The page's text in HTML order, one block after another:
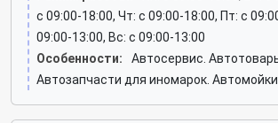
c 09:00-18:00, Чт: c 09:00-18:00, Пт: c
09:00-13:00, Вс: c 09:00-13:00
Особенности:
Автосервис.
Автозапчасти для иномарок. Автомойки